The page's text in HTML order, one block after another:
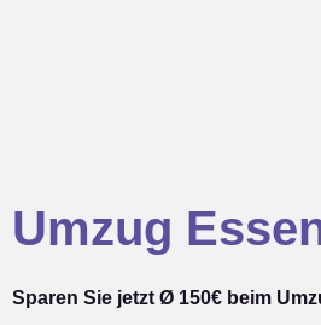
Umzug
Sparen Sie jetzt Ø 150€ beim